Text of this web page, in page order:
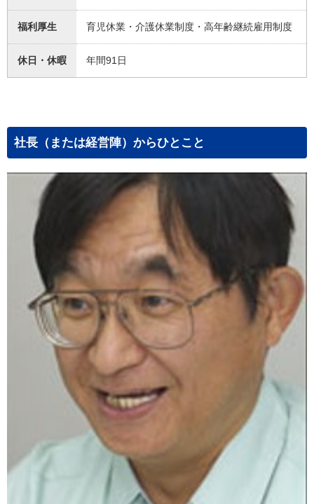
福利厚生 育児休業・介護休業制度・高年齢継続雇用制度
休日・休暇 年間91日
社長（または経営陣）からひとこと